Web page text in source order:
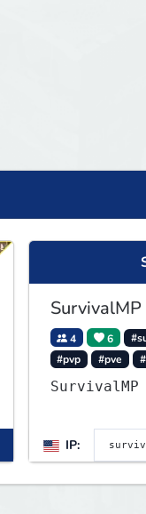
SurvivalMP
4 6
#pvp
#pve
IP: